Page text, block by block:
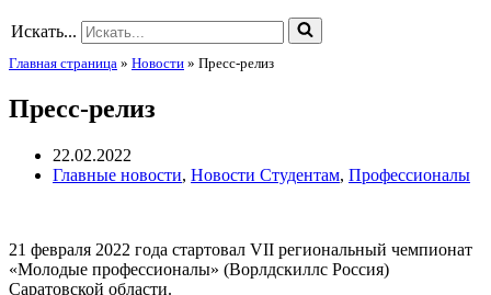
Искать...
Главная страница » Новости » Пресс-релиз
Пресс-релиз
22.02.2022
Главные новости, Новости Студентам, Профессионалы
21 февраля 2022 года стартовал VII региональный чемпионат
«Молодые профессионалы» (Ворлдскиллс Россия)
Саратовской области.